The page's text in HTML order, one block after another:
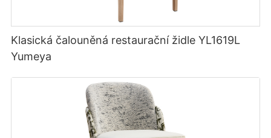
Klasická čalouněná restaurační židle YL1619L
Yumeya